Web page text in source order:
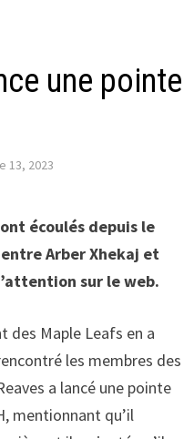
une pointe
13, 2023
écoulés depuis le
Arber Xhekaj et
sur le web.
des Maple Leafs en a
les membres des
a lancé une pointe
mentionnant qu’il